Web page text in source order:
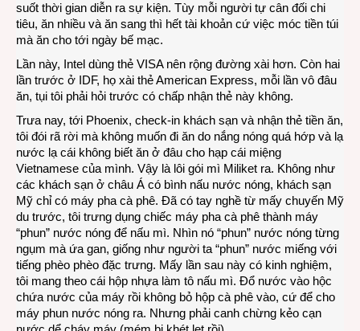
tại
suốt thời gian diễn ra sự kiện. Tùy mỗi người tự cân đối chi
tiêu, ăn nhiều và ăn sang thì hết tài khoản cứ việc móc tiền túi
mà ăn cho tới ngày bế mạc.
Lần này, Intel dùng thẻ VISA nên rộng đường xài hơn. Còn hai
lần trước ở IDF, họ xài thẻ American Express, mỗi lần vô đâu
ăn, tụi tôi phải hỏi trước có chấp nhận thẻ này không.
Trưa nay, tới Phoenix, check-in khách sạn và nhận thẻ tiền ăn,
tôi đói rã rời mà không muốn đi ăn do nắng nóng quá hớp và lạ
nước lạ cái không biết ăn ở đâu cho hạp cái miệng
Vietnamese của mình. Vậy là lôi gói mì Miliket ra. Không như
các khách sạn ở châu Á có bình nấu nước nóng, khách sạn
Mỹ chỉ có máy pha cà phê. Đã có tay nghề từ mấy chuyến Mỹ
du trước, tôi trưng dụng chiếc máy pha cà phê thành máy
“phun” nước nóng để nấu mì. Nhìn nó “phun” nước nóng từng
ngụm mà ứa gan, giống như người ta “phun” nước miếng với
tiếng phèo phèo đặc trưng. Mấy lần sau này có kinh nghiệm,
tôi mang theo cái hộp nhựa làm tô nấu mì. Đổ nước vào hộc
chứa nước của máy rồi không bỏ hộp cà phê vào, cứ để cho
máy phun nước nóng ra. Nhưng phải canh chừng kẻo cạn